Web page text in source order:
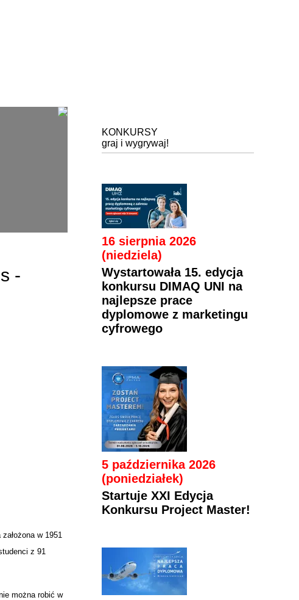
-
w 1951
z 91
można robić w
KONKURSY
graj i wygrywaj!
16 sierpnia 2026
(niedziela)
Wystartowała 15. edycja
konkursu DIMAQ UNI na
najlepsze prace
dyplomowe z marketingu
cyfrowego
5 października 2026
(poniedziałek)
Startuje XXI Edycja
Konkursu Project Master!